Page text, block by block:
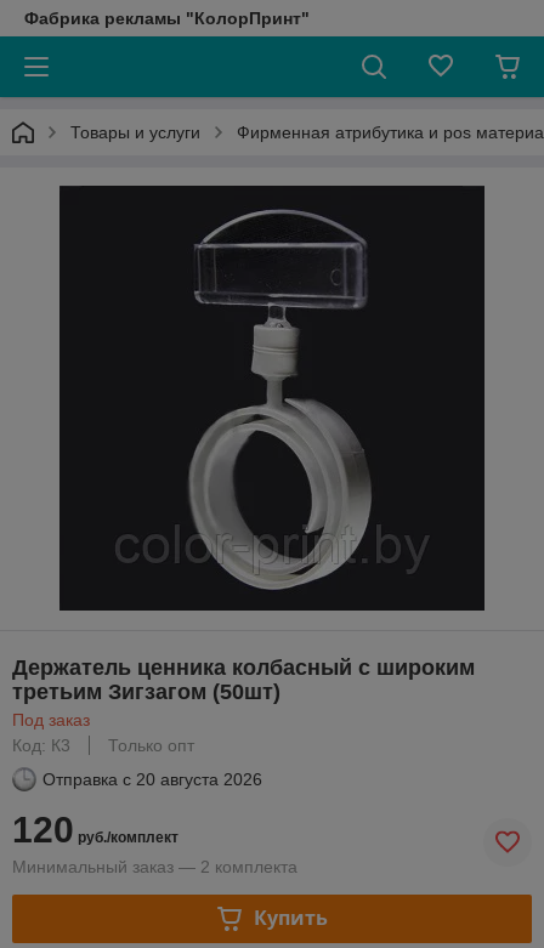
Фабрика рекламы "КолорПринт"
Товары и услуги Фирменная атрибутика и pos
Держатель ценника колбасный с широким
третьим Зигзагом (50шт)
Под заказ
Код: К3
Только опт
Отправка с 20 августа 2026
120 руб./комплект
Минимальный заказ — 2 комплекта
Купить